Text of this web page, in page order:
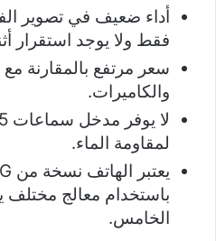
فقط ولا يوجد استقرار
سعر مرتفع بالمقارنة
والكاميرات.
لمقاومة الماء.
باستخدام معالج
الخامس.